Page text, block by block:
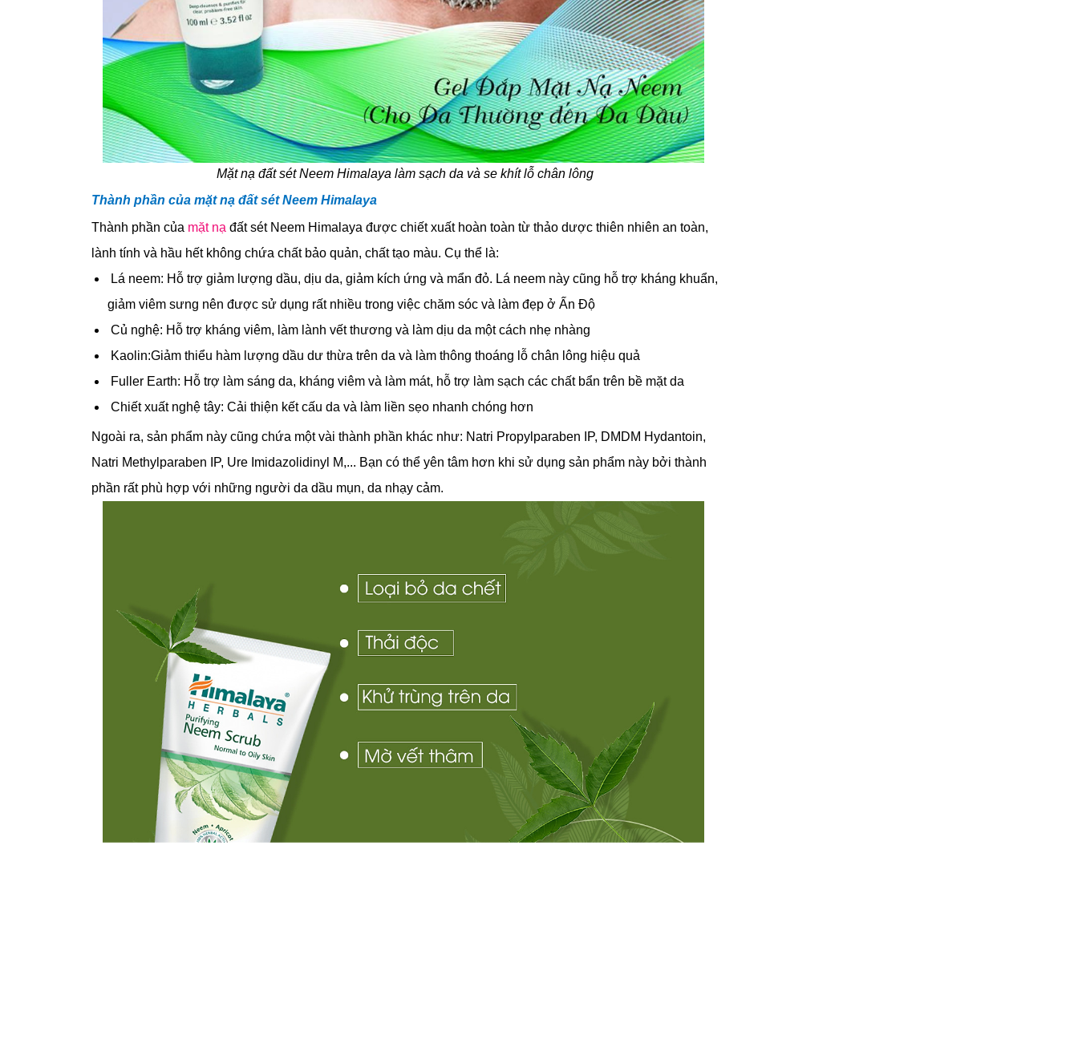
Mặt nạ đất sét Neem Himalaya làm sạch da và se khít lỗ chân lông
Thành phần của mặt nạ đất sét Neem Himalaya
Thành phần của mặt nạ đất sét Neem Himalaya được chiết xuất hoàn toàn từ thảo dược thiên nhiên an toàn,
lành tính và hầu hết không chứa chất bảo quản, chất tạo màu. Cụ thể là:
Lá neem: Hỗ trợ giảm lượng dầu, dịu da, giảm kích ứng và mẩn đỏ. Lá neem này cũng hỗ trợ kháng khuẩn,
giảm viêm sưng nên được sử dụng rất nhiều trong việc chăm sóc và làm đẹp ở Ấn Độ
Củ nghệ: Hỗ trợ kháng viêm, làm lành vết thương và làm dịu da một cách nhẹ nhàng
Kaolin:Giảm thiểu hàm lượng dầu dư thừa trên da và làm thông thoáng lỗ chân lông hiệu quả
Fuller Earth: Hỗ trợ làm sáng da, kháng viêm và làm mát, hỗ trợ làm sạch các chất bẩn trên bề mặt da
Chiết xuất nghệ tây: Cải thiện kết cấu da và làm liền sẹo nhanh chóng hơn
Ngoài ra, sản phẩm này cũng chứa một vài thành phần khác như: Natri Propylparaben IP, DMDM Hydantoin,
Natri Methylparaben IP, Ure Imidazolidinyl M,... Bạn có thể yên tâm hơn khi sử dụng sản phẩm này bởi thành
phần rất phù hợp với những người da dầu mụn, da nhạy cảm.